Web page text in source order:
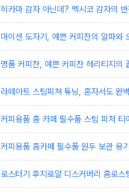
히카마 감자 아닌데? 멕시코 감자의
마이센 도자기, 예쁜 커피잔의 알파와
명품 커피잔, 예쁜 커피잔 헤리티지의
라떼아트 스팀피쳐 튜닝, 혼자서도 완
커피용품 홈 카페 필수품 스팀 피처 티
커피용품 홈카페 필수품 원두 보관 용
로스터기 후지로얄 디스커버리 홈로스